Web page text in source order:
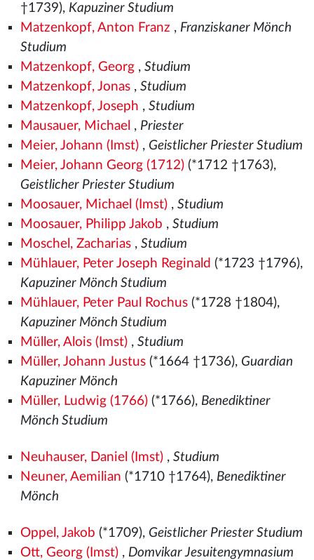
†1739), Kapuziner Studium
Matzenkopf, Anton Franz , Franziskaner Mönch
Studium
Matzenkopf, Georg, Studium
Matzenkopf, Jonas, Studium
Matzenkopf, Joseph , Studium
Mausauer, Michael , Priester
Meier, Johann (Imst), Geistlicher Priester Studium
Meier, Johann Georg (1712)(*1712 †1763),
Geistlicher Priester Studium
Moosauer, Michael (Imst), Studium
Moosauer, Philipp Jakob , Studium
Moschel, Zacharias, Studium
Mühlauer, Peter Joseph Reginald (*1723 †1796),
Kapuziner Mönch Studium
Mühlauer, Peter Paul Rochus(*1728 †1804),
Kapuziner Mönch Studium
Müller, Alois (Imst), Studium
Müller, Johann Justus(*1664 †1736), Guardian
Kapuziner Mönch
Müller, Ludwig (1766)(*1766), Benediktiner
Mönch Studium
Neuhauser, Daniel (Imst), Studium
Neuner, Aemilian (*1710 †1764), Benediktiner
Mönch
Oppel, Jakob (*1709), Geistlicher Priester Studium
Ott, Georg (Imst), Domvikar Jesuitengymnasium